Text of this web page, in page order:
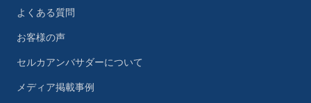
よくある質問
お客様の声
セルカアンバサダーについて
メディア掲載事例